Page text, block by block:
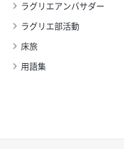
ラグリエアンバサダー
ラグリエ部活動
床旅
用語集